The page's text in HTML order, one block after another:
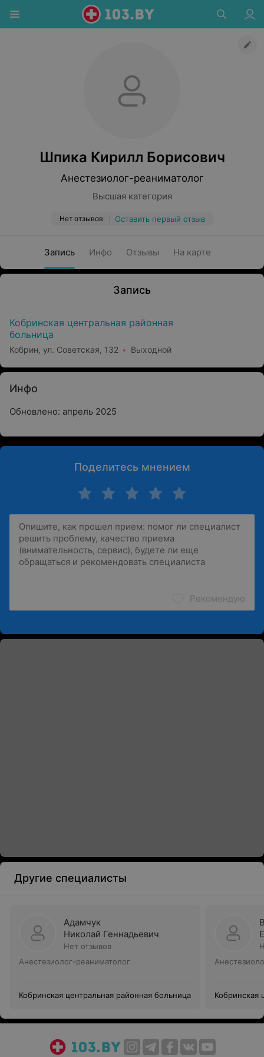
Шпика Кирилл Борисович
Анестезиолог-реаниматолог
Высшая категория
Нет отзывов Оставить первый отзыв
Запись Инфо Отзывы На карте
Запись
Кобринская центральная районная
больница
Кобрин, ул. Советская, 132 Выходной
Инфо
Обновлено: апрель 2025
Поделитесь мнением
Рекомендую
Другие специалисты
Адамчук
Николай Геннадьевич
Нет отзывов
Анестезиолог-реаниматолог
Кобринская центральная районная больница Кобринская